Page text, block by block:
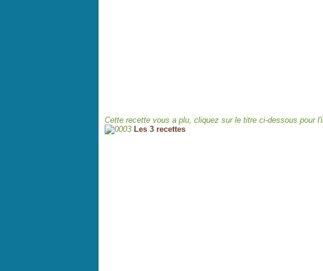
Cette recette vous a plu, cliquez sur le titre ci-dessous pour
Les 3 recettes